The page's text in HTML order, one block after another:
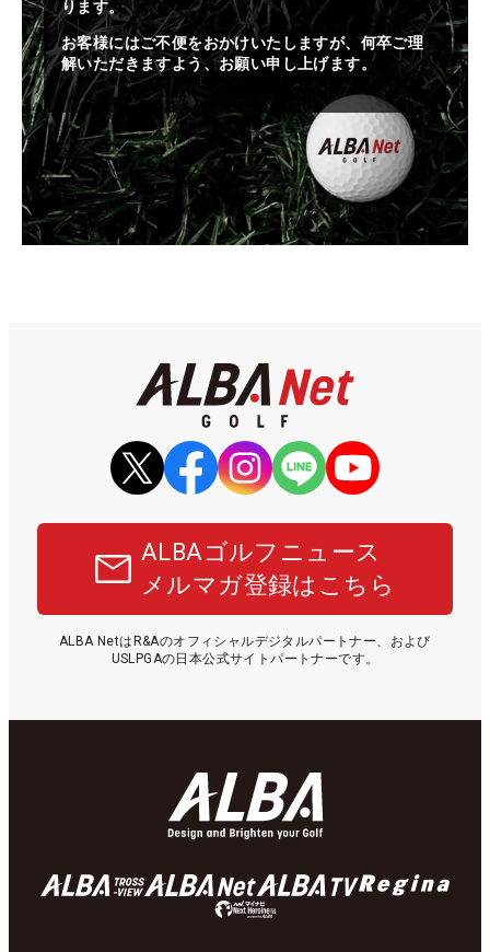
ります。
お客様にはご不便をおかけいたしますが、何卒ご理
解いただきますよう、お願い申し上げます。
ALBAゴルフニュース
メルマガ登録はこちら
ALBA NetはR&Aのオフィシャルデジタルパートナー、および
USLPGAの日本公式サイトパートナーです。